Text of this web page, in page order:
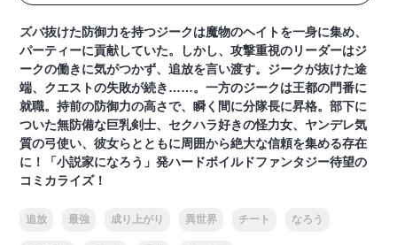
ズバ抜けた防御力を持つジークは魔物のヘイトを一身に集め、
パーティーに貢献していた。しかし、攻撃重視のリーダーはジ
ークの働きに気がつかず、追放を言い渡す。ジークが抜けた途
端、クエストの失敗が続き……。一方のジークは王都の門番に
就職。持前の防御力の高さで、瞬く間に分隊長に昇格。部下に
ついた無防備な巨乳剣士、セクハラ好きの怪力女、ヤンデレ気
質の弓使い、彼女らとともに周囲から絶大な信頼を集める存在
に！「小説家になろう」発ハードボイルドファンタジー待望の
コミカライズ！
追放 最強 成り上がり 異世界 チート なろう